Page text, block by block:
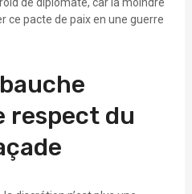
de diplomate, car la moindre
pacte de paix en une guerre
respect du